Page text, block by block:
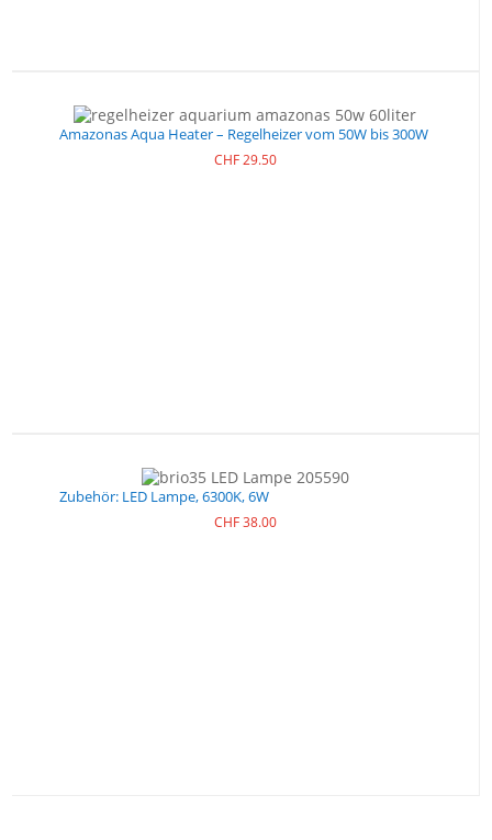
Amazonas Aqua Heater – Regelheizer vom 50W bis 300W
CHF29.50
Zubehör: LED Lampe, 6300K, 6W
CHF38.00